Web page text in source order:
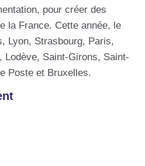
pour créer des
la France. Cette année, le
Lyon, Strasbourg, Paris,
Lodève, Saint-Girons, Saint-
Poste et Bruxelles.